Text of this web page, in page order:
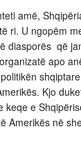
amë,
ri. U ngopëm
diasporës që
apo
Kjo
keqe e
Amerikës në